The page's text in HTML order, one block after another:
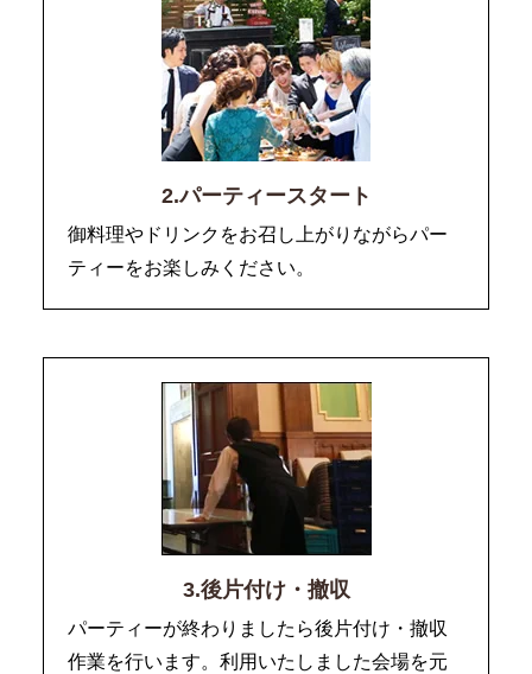
2.パーティースタート
御料理やドリンクをお召し上がりながらパー
ティーをお楽しみください。
3.後片付け・撤収
パーティーが終わりましたら後片付け・撤収
作業を行います。利用いたしました会場を元